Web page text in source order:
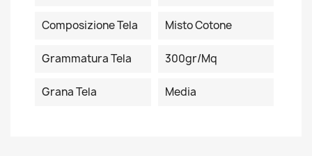
Composizione Tela Misto Cotone
Grammatura Tela 300gr/mq
Grana Tela Media